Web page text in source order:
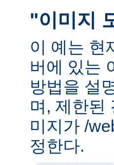
"이미지
이 예는 현
버에 있는
방법을 설
며, 제한된
미지가 /
정한다.